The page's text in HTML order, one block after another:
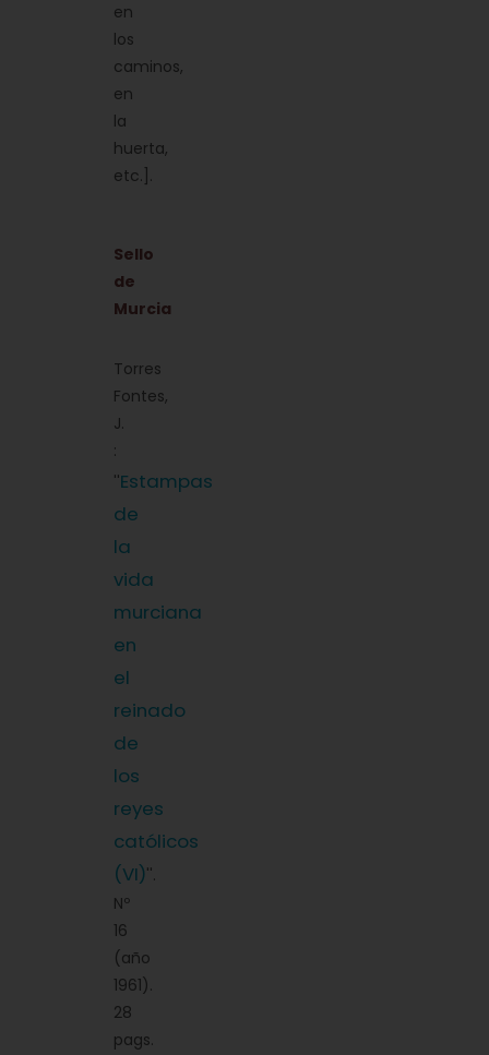
en
los
caminos,
en
la
huerta,
etc.].
Sello
de
Murcia
Torres
Fontes,
J.
:
''Estampas
de
la
vida
murciana
en
el
reinado
de
los
reyes
católicos
(VI)''.
Nº
16
(año
1961).
28
pags.